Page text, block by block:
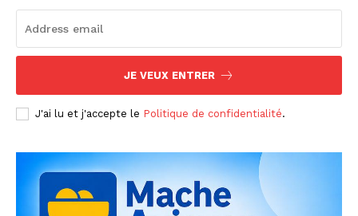
JE VEUX ENTRER
J'ai lu et j'accepte le Politique de confidentialité.